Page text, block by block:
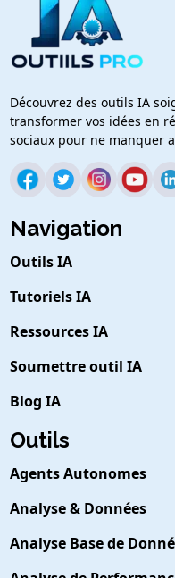
Découvrez des outils IA
transformer vos idées en
sociaux pour ne manquer
Navigation
Outils IA
Tutoriels IA
Ressources IA
Soumettre outil IA
Blog IA
Outils
Agents Autonomes
Analyse & Données
Analyse Base de